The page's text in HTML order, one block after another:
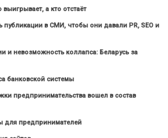
выигрывает, а кто отстаёт
публикации в СМИ, чтобы они давали PR, SEO и
и невозможность коллапса: Беларусь за
банковской системы
предпринимательства вошел в состав
для предпринимателей